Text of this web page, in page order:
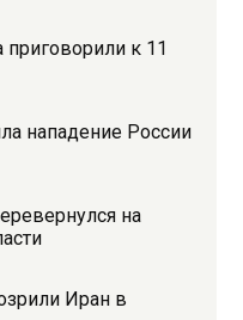
к 11
нападение России
на
Иран в